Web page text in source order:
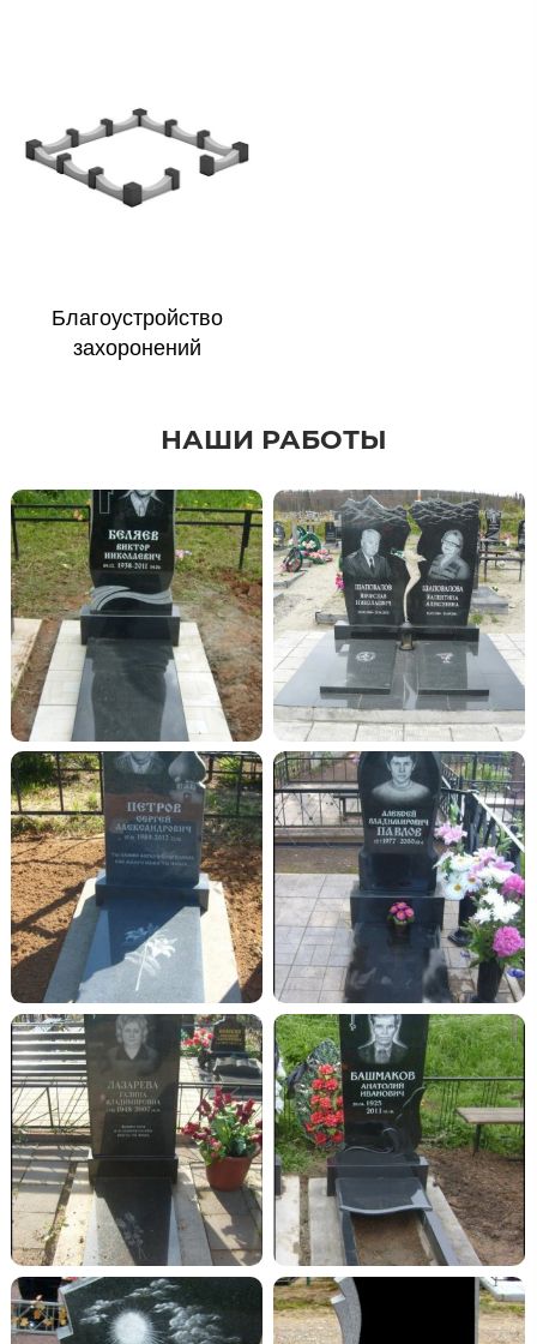
Благоустройство
захоронений
НАШИ РАБОТЫ